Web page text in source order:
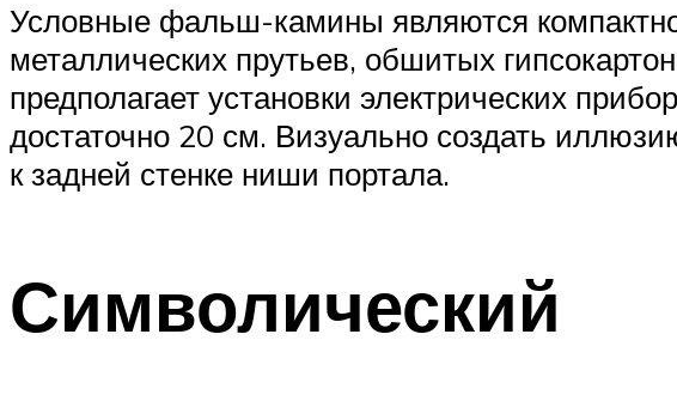
Условные фальш-камины являются
металлических прутьев, обшитых
предполагает установки электрических
достаточно 20 см. Визуально создать
к задней стенке ниши портала.
Символический